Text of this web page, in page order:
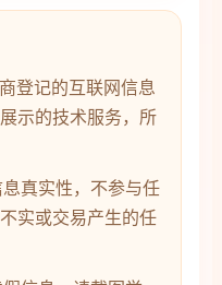
登记的互联网信息
示的技术服务，所
真实性，不参与任
实或交易产生的任